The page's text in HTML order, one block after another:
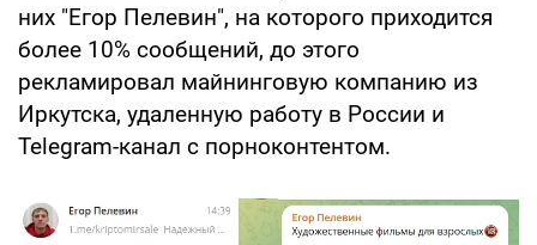
них "Егор Пелевин", на которого приходится
более 10% сообщений, до этого
рекламировал майнинговую компанию из
Иркутска, удаленную работу в России и
Telegram-канал с порноконтентом.